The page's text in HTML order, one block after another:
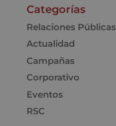
Categorías
Relaciones Públicas
Actualidad
Campañas
Corporativo
Eventos
RSC